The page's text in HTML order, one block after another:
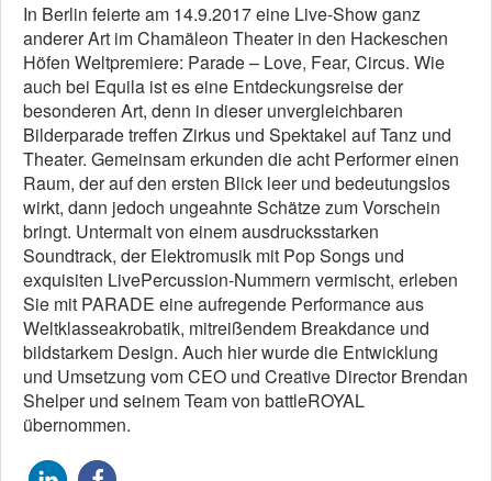
In Berlin feierte am 14.9.2017 eine Live-Show ganz
anderer Art im Chamäleon Theater in den Hackeschen
Höfen Weltpremiere: Parade – Love, Fear, Circus. Wie
auch bei Equila ist es eine Entdeckungsreise der
besonderen Art, denn in dieser unvergleichbaren
Bilderparade treffen Zirkus und Spektakel auf Tanz und
Theater. Gemeinsam erkunden die acht Performer einen
Raum, der auf den ersten Blick leer und bedeutungslos
wirkt, dann jedoch ungeahnte Schätze zum Vorschein
bringt. Untermalt von einem ausdrucksstarken
Soundtrack, der Elektromusik mit Pop Songs und
exquisiten LivePercussion-Nummern vermischt, erleben
Sie mit PARADE eine aufregende Performance aus
Weltklasseakrobatik, mitreißendem Breakdance und
bildstarkem Design. Auch hier wurde die Entwicklung
und Umsetzung vom CEO und Creative Director Brendan
Shelper und seinem Team von battleROYAL
übernommen.